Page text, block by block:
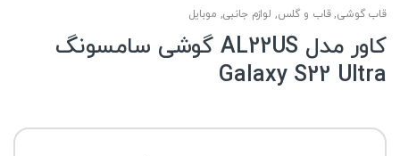
قاب گوشی,قاب و گلس, لوازم جانبی, موبایل
کاور مدل AL22US گوشی سامسونگ
Galaxy S22 Ultra